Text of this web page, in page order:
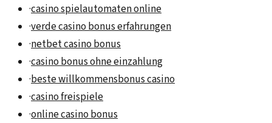
·casino spielautomaten online
·verde casino bonus erfahrungen
·netbet casino bonus
·casino bonus ohne einzahlung
·beste willkommensbonus casino
·casino freispiele
·online casino bonus